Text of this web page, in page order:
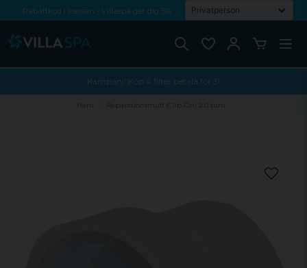
Rabattkod i kassan - Villaspa ger dig 5%
Kampanj! Köp 4 filter betala för 3!
Hem Reparationsmuff (Clip-On) 2.0 tum